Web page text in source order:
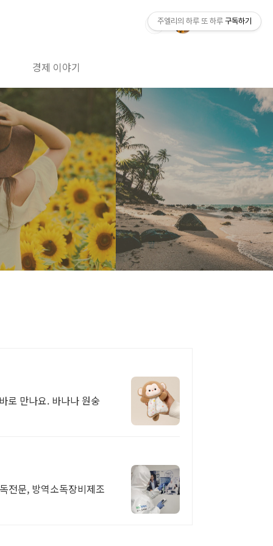
경제 이야기
로 만나요. 바나나 원숭
전문, 방역소독장비제조
주엘리의 하루 또 하루 구독하기